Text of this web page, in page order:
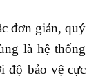
đơn giản, quý
là hệ thống
độ bảo vệ cực